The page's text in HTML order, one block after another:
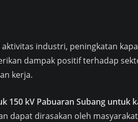
industri, peningkatan
dampak positif terhadap
kerja.
150 kV Pabuaran Subang untuk
dapat dirasakan oleh